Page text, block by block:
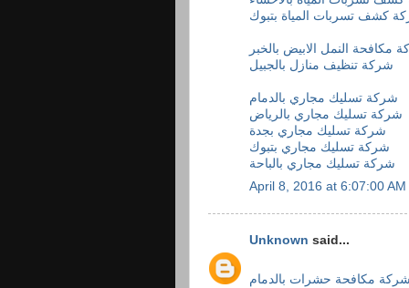
كشف تسربات المياة بتبوك
مكافحة النمل الابيض بالخبر
شركة تنظيف منازل بالجبيل
شركة تسليك مجاري بالدمام
شركة تسليك مجاري بالرياض
شركة تسليك مجاري بجدة
شركة تسليك مجاري بتبوك
شركة تسليك مجاري بالباحة
April 8, 2016 at 6:07:00 AM
Unknown said...
شركة مكافحة حشرات بالدمام